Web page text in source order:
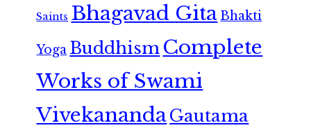
Saints Bhagavad GitaBhakti
Yoga Buddhism Complete
Works of Swami
VivekanandaGautama